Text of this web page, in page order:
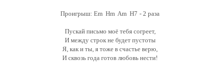
Проигрыш: Em Hm Am H7 - 2 раза
Пускай письмо моё тебя согреет,
И между строк не будет пустоты
Я, как и ты, я тоже в счастье верю,
И сквозь года готов любовь нести!